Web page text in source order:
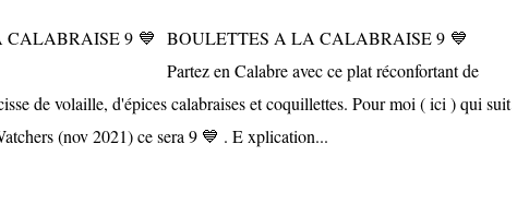
BOULETTES A LA CALABRAISE 9 💙
Partez en Calabre avec ce plat réconfortant de
de volaille, d'épices calabraises et coquillettes. Pour moi ( ici ) qui suit
(nov 2021) ce sera 9 💙 . E xplication...